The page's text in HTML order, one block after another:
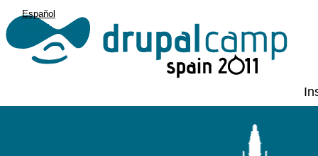
Español
English